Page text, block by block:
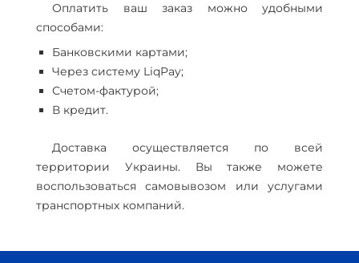
Оплатить ваш заказ можно удобными
способами:
Банковскими картами;
Через систему LiqPay;
Счетом-фактурой;
В кредит.
Доставка осуществляется по всей
территории Украины. Вы также можете
воспользоваться самовывозом или услугами
транспортных компаний.